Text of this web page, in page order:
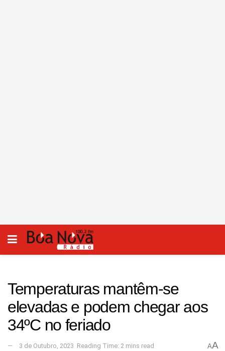
Temperaturas mantêm-se
elevadas e podem chegar aos
34ºC no feriado
3 de Outubro, 2023 Reading Time: 2 mins read AA